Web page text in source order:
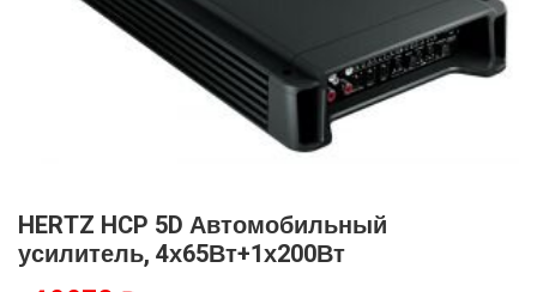
HERTZ HCP 5D Автомобильный
усилитель, 4х65Вт+1х200Вт